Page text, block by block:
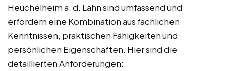
Heuchelheim a. d. Lahn sind umfassend und
erfordern eine Kombination aus fachlichen
Kenntnissen, praktischen Fähigkeiten und
persönlichen Eigenschaften. Hier sind die
detaillierten Anforderungen: